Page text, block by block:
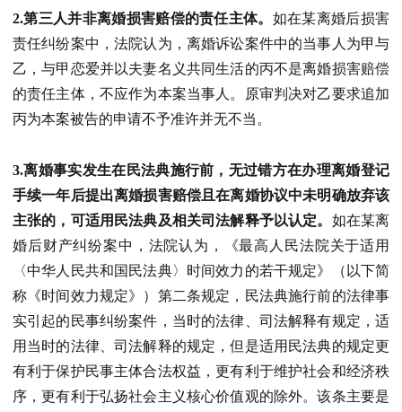
2.第三人并非离婚损害赔偿的责任主体。 如在某离婚后损害
责任纠纷案中，法院认为，离婚诉讼案件中的当事人为甲与
乙，与甲恋爱并以夫妻名义共同生活的丙不是离婚损害赔偿
的责任主体，不应作为本案当事人。原审判决对乙要求追加
丙为本案被告的申请不予准许并无不当。
3.离婚事实发生在民法典施行前，无过错方在办理离婚登记
手续一年后提出离婚损害赔偿且在离婚协议中未明确放弃该
主张的，可适用民法典及相关司法解释予以认定。 如在某离
婚后财产纠纷案中，法院认为，《最高人民法院关于适用
〈中华人民共和国民法典〉时间效力的若干规定》（以下简
称《时间效力规定》）第二条规定，民法典施行前的法律事
实引起的民事纠纷案件，当时的法律、司法解释有规定，适
用当时的法律、司法解释的规定，但是适用民法典的规定更
有利于保护民事主体合法权益，更有利于维护社会和经济秩
序，更有利于弘扬社会主义核心价值观的除外。该条主要是